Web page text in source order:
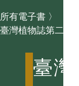
所有電子書 〉
臺灣植物誌第二版
臺灣